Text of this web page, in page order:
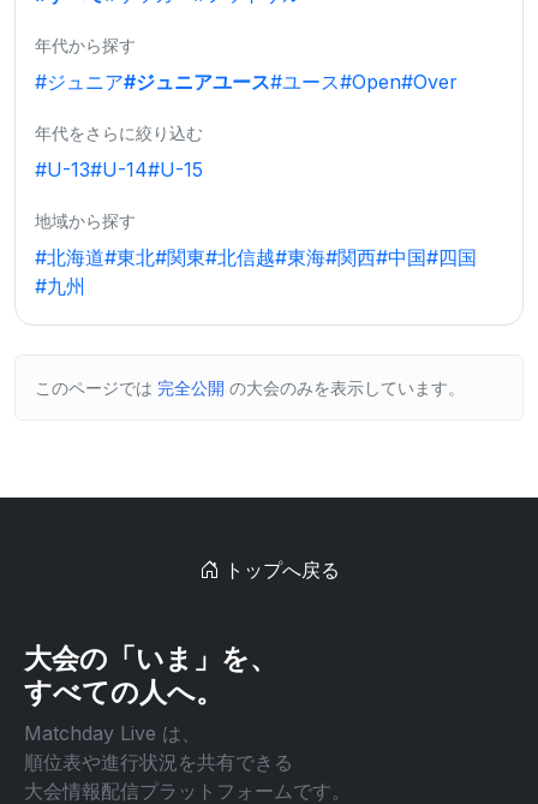
年代から探す
#ジュニア#ジュニアユース#ユース#Open#Over
年代をさらに絞り込む
#U-13#U-14#U-15
地域から探す
#北海道#東北#関東#北信越#東海#関西#中国#四国
#九州
このページでは 完全公開 の大会のみを表示しています。
トップへ戻る
大会の「いま」を、
すべての人へ。
Matchday Live は、
順位表や進行状況を共有できる
大会情報配信プラットフォームです。